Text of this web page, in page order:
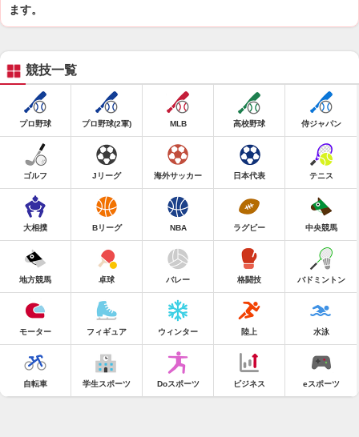
ます。
競技一覧
プロ野球 プロ野球(2軍) MLB 高校野球 侍ジャパン
ゴルフ Jリーグ 海外サッカー 日本代表 テニス
大相撲 Bリーグ NBA ラグビー 中央競馬
地方競馬 卓球 バレー 格闘技 バドミントン
モーター フィギュア ウィンター 陸上 水泳
自転車 学生スポーツ Doスポーツ ビジネス eスポーツ